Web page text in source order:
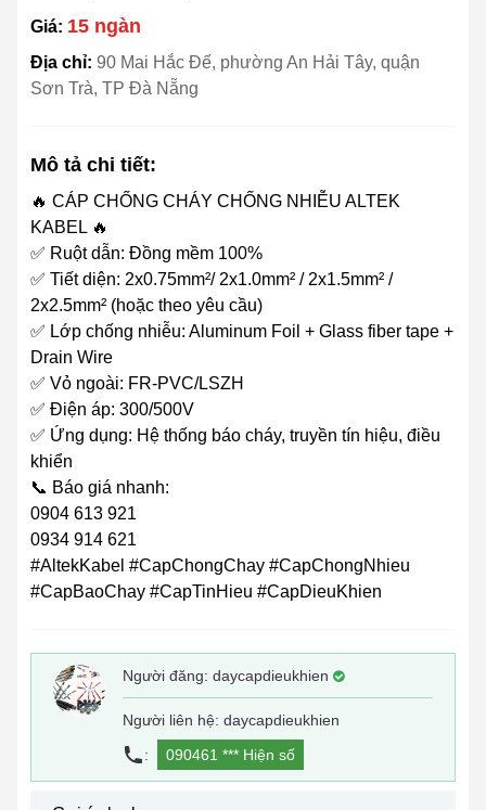
Giá: 15 ngàn
Địa chỉ: 90 Mai Hắc Đế, phường An Hải Tây, quận
Sơn Trà, TP Đà Nẵng
Mô tả chi tiết:
🔥 CÁP CHỐNG CHÁY CHỐNG NHIỄU ALTEK
KABEL 🔥
✅ Ruột dẫn: Đồng mềm 100%
✅ Tiết diện: 2x0.75mm²/ 2x1.0mm² / 2x1.5mm² /
2x2.5mm² (hoặc theo yêu cầu)
✅ Lớp chống nhiễu: Aluminum Foil + Glass fiber tape +
Drain Wire
✅ Vỏ ngoài: FR-PVC/LSZH
✅ Điện áp: 300/500V
✅ Ứng dụng: Hệ thống báo cháy, truyền tín hiệu, điều
khiển
📞 Báo giá nhanh:
0904 613 921
0934 914 621
#AltekKabel #CapChongChay #CapChongNhieu
#CapBaoChay #CapTinHieu #CapDieuKhien
Người đăng: daycapdieukhien
Người liên hệ: daycapdieukhien
:
090461 *** Hiện số